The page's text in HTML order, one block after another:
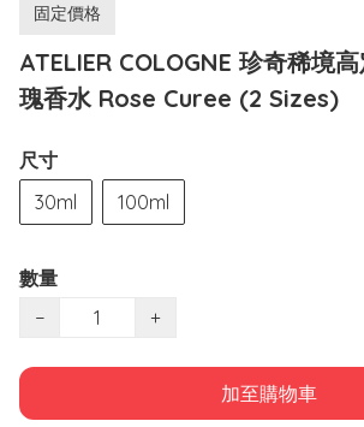
固定價格
ATELIER COLOGNE 珍奇稀境
瑰香水 Rose Curee (2 Sizes)
尺寸
30ml
100ml
數量
−
+
加至購物車